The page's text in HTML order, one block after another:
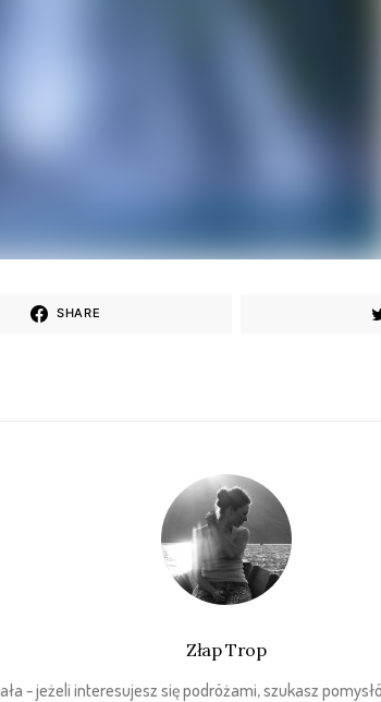
SHARE
Złap Trop
- jeżeli interesujesz się podróżami, szukasz